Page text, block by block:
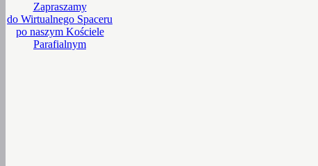
Zapraszamy
do Wirtualnego Spaceru
po naszym Kościele
Parafialnym